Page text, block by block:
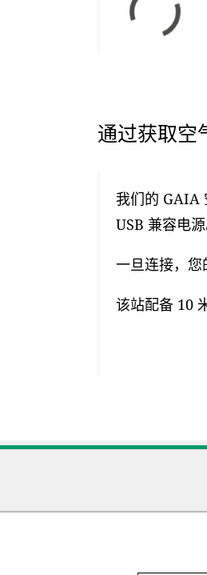
通过获取空
我们的 GAIA
USB 兼容电源
一旦连接，您
该站配备 10